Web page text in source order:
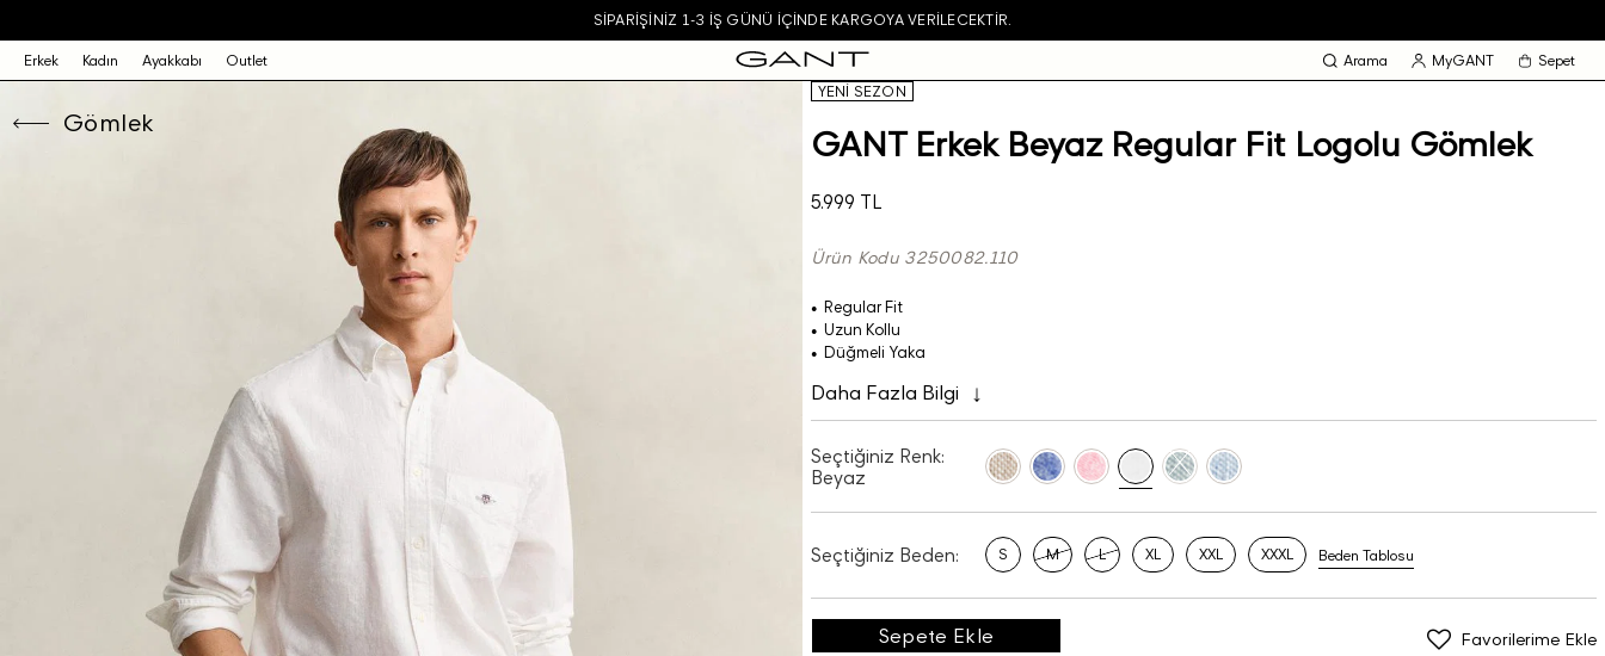
SIPARIŞINIZ 1-3 IŞ GÜNÜ IÇINDE KARGOYA VERILECEKTIR.
Erkek Kadın Ayakkabı Outlet Arama MyGANT Sepet
Gömlek
YENİ SEZON
GANT Erkek Beyaz Regular Fit Logolu Gömlek
5.999 TL
Ürün Kodu 3250082.110
Regular Fit
Uzun Kollu
Düğmeli Yaka
Daha Fazla Bilgi
Seçtiğiniz Renk:
Beyaz
Seçtiğiniz Beden: S M L XL XXL XXXL Beden Tablosu
Sepete Ekle Favorilerime Ekle